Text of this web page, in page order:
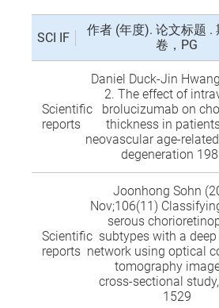
SCI IF
作者 (年度). 论文标题 .
卷，PG
Scientific
reports
Daniel Duck-Jin
2. The effect of
brolucizumab on
thickness in
neovascular age-
degeneration
Scientific
reports
Joonhong Sohn
Nov;106(11)
serous
subtypes with a deep
network using optical
tomography
cross‑sectional
1529